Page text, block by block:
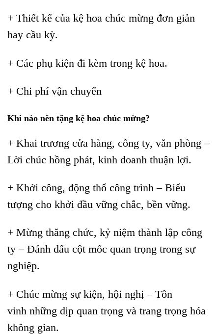
+ Thiết kế của kệ hoa chúc mừng đơn giản
hay cầu kỳ.
+ Các phụ kiện đi kèm trong kệ hoa.
+ Chi phí vận chuyển
Khi nào nên tặng kệ hoa chúc mừng?
+ Khai trương cửa hàng, công ty, văn phòng –
Lời chúc hồng phát, kinh doanh thuận lợi.
+ Khởi công, động thổ công trình – Biểu
tượng cho khởi đầu vững chắc, bền vững.
+ Mừng thăng chức, kỷ niệm thành lập công
ty – Đánh dấu cột mốc quan trọng trong sự
nghiệp.
+ Chúc mừng sự kiện, hội nghị – Tôn
vinh những dịp quan trọng và trang trọng hóa
không gian.